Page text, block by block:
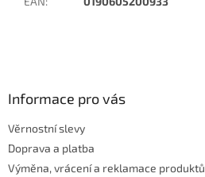
Informace pro vás
Věrnostní slevy
Doprava a platba
Výměna, vrácení a reklamace produktů